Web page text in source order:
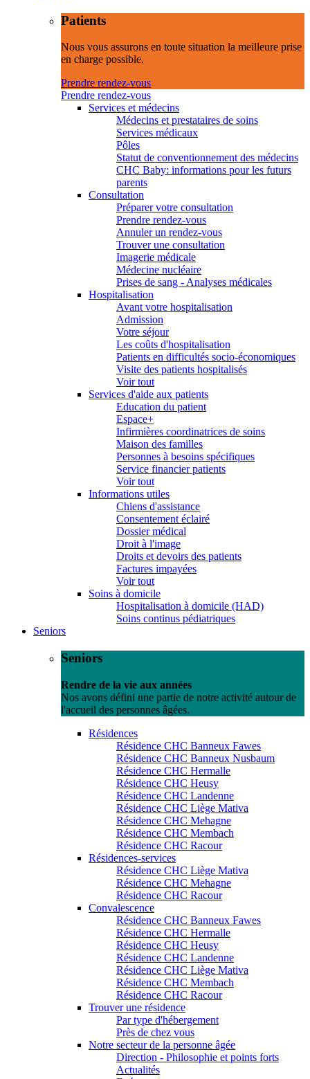
Patients
Nous vous assurons en toute situation la meilleure prise
en charge possible.
Prendre rendez-vous
Prendre rendez-vous
Services et médecins
Médecins et prestataires de soins
Services médicaux
Pôles
Statut de conventionnement des médecins
CHC Baby: informations pour les futurs
parents
Consultation
Préparer votre consultation
Prendre rendez-vous
Annuler un rendez-vous
Trouver une consultation
Imagerie médicale
Médecine nucléaire
Prises de sang - Analyses médicales
Hospitalisation
Avant votre hospitalisation
Admission
Votre séjour
Les coûts d'hospitalisation
Patients en difficultés socio-économiques
Visite des patients hospitalisés
Voir tout
Services d'aide aux patients
Education du patient
Espace+
Infirmières coordinatrices de soins
Maison des familles
Personnes à besoins spécifiques
Service financier patients
Voir tout
Informations utiles
Chiens d'assistance
Consentement éclairé
Dossier médical
Droit à l'image
Droits et devoirs des patients
Factures impayées
Voir tout
Soins à domicile
Hospitalisation à domicile (HAD)
Soins continus pédiatriques
Seniors
Seniors
Rendre de la vie aux années
Nos avons défini une partie de notre activité autour de
l'accueil des personnes âgées.
Résidences
Résidence CHC Banneux Fawes
Résidence CHC Banneux Nusbaum
Résidence CHC Hermalle
Résidence CHC Heusy
Résidence CHC Landenne
Résidence CHC Liège Mativa
Résidence CHC Mehagne
Résidence CHC Membach
Résidence CHC Racour
Résidences-services
Résidence CHC Liège Mativa
Résidence CHC Mehagne
Résidence CHC Racour
Convalescence
Résidence CHC Banneux Fawes
Résidence CHC Hermalle
Résidence CHC Heusy
Résidence CHC Landenne
Résidence CHC Liège Mativa
Résidence CHC Membach
Résidence CHC Racour
Trouver une résidence
Par type d'hébergement
Près de chez vous
Notre secteur de la personne âgée
Direction - Philosophie et points forts
Actualités